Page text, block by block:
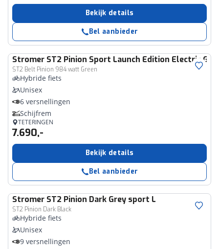
Bekijk details
Bel aanbieder
Stromer ST2 Pinion Sport Launch Edition Electric
ST2 Belt Pinion 984 watt Green
Hybride fiets
Unisex
6 versnellingen
Schijfrem
TETERINGEN
7.690,-
Bekijk details
Bel aanbieder
Stromer ST2 Pinion Dark Grey sport L
ST2 Pinion Dark Black
Hybride fiets
Unisex
9 versnellingen